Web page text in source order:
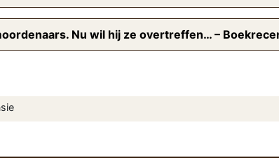
Nu wil hij ze overtreffen… –